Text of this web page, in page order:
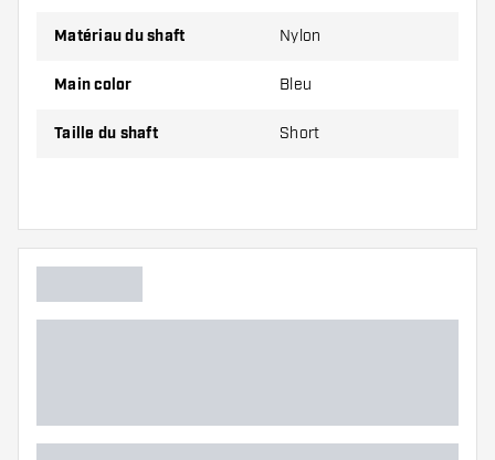
Conseil de Dartshopper !
Matériau du shaft Nylon
Main color Bleu
Taille du shaft Short